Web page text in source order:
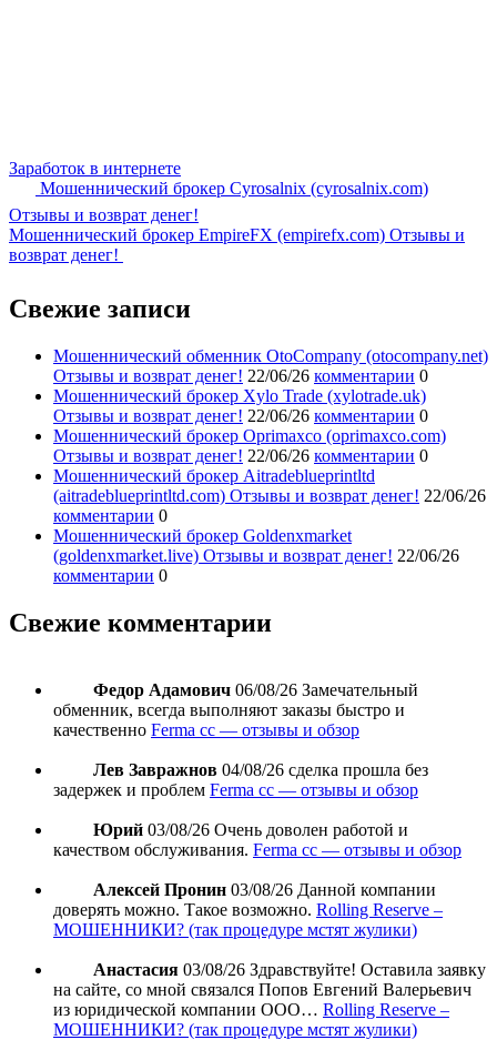
Заработок в интернете
Мошеннический брокер Cyrosalnix (cyrosalnix.com)
Отзывы и возврат денег!
Мошеннический брокер EmpireFX (empirefx.com) Отзывы и
возврат денег!
Свежие записи
Мошеннический обменник OtoCompany (otocompany.net)
Отзывы и возврат денег! 22/06/26 комментарии 0
Мошеннический брокер Xylo Trade (xylotrade.uk)
Отзывы и возврат денег! 22/06/26 комментарии 0
Мошеннический брокер Oprimaxco (oprimaxco.com)
Отзывы и возврат денег! 22/06/26 комментарии 0
Мошеннический брокер Aitradeblueprintltd
(aitradeblueprintltd.com) Отзывы и возврат денег! 22/06/26
комментарии 0
Мошеннический брокер Goldenxmarket
(goldenxmarket.live) Отзывы и возврат денег! 22/06/26
комментарии 0
Свежие комментарии
Федор Адамович 06/08/26 Замечательный
обменник, всегда выполняют заказы быстро и
качественно Ferma cc — отзывы и обзор
Лев Завражнов 04/08/26 сделка прошла без
задержек и проблем Ferma cc — отзывы и обзор
Юрий 03/08/26 Очень доволен работой и
качеством обслуживания. Ferma cc — отзывы и обзор
Алексей Пронин 03/08/26 Данной компании
доверять можно. Такое возможно. Rolling Reserve –
МОШЕННИКИ? (так процедуре мстят жулики)
Анастасия 03/08/26 Здравствуйте! Оставила заявку
на сайте, со мной связался Попов Евгений Валерьевич
из юридической компании ООО… Rolling Reserve –
МОШЕННИКИ? (так процедуре мстят жулики)